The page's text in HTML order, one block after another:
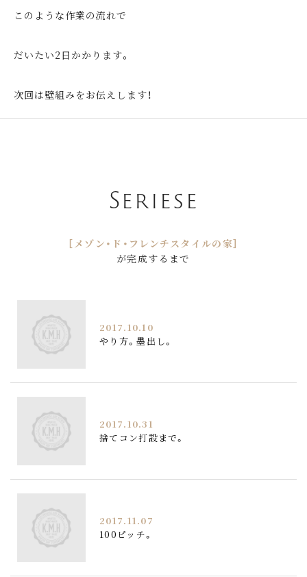
このような作業の流れで
だいたい2日かかります。
次回は壁組みをお伝えします！
Seriese
［メゾン・ド・フレンチスタイルの家］
が完成するまで
2017.10.10
やり方。墨出し。
2017.10.31
捨てコン打設まで。
2017.11.07
100ピッチ。